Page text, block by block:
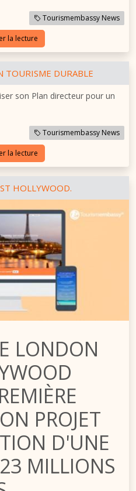
Tourismembassy News
la lecture
TOURISME DURABLE
son Plan directeur pour un
Tourismembassy News
la lecture
HOLLYWOOD.
LONDON
PROJET
D'UNE
MILLIONS